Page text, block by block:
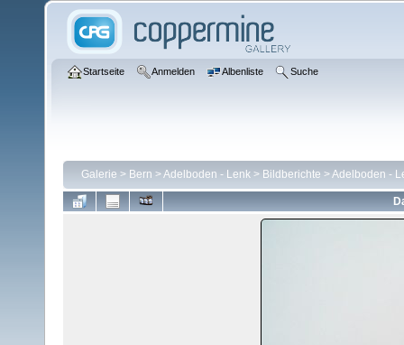
Startseite Anmelden Albenliste Suche
Galerie > Bern >Adelboden - Lenk > Bildberichte >Adelboden -